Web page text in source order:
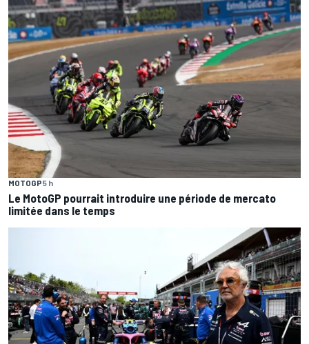
MOTOGP5 h
Le MotoGP pourrait introduire une période de mercato
limitée dans le temps